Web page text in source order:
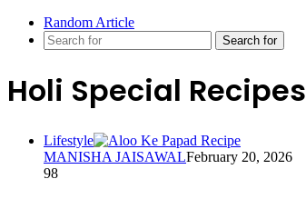
Random Article
Search for
Holi Special Recipes
Lifestyle
MANISHA JAISAWALFebruary 20, 2026
98